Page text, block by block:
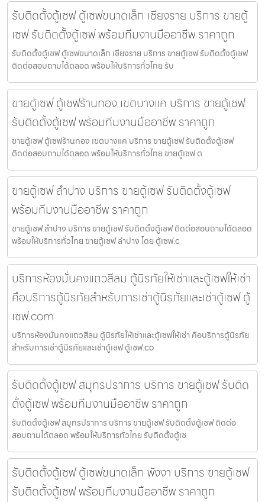
รับติดตั้งตู้เซฟ ตู้เซฟขนาดเล็ก เชียงราย บริการ ขายตู้
เซฟ รับติดตั้งตู้เซฟ พร้อมทีมงานมืออาชีพ ราคาถูก
รับติดตั้งตู้เซฟ ตู้เซฟขนาดเล็ก เชียงราย บริการ ขายตู้เซฟ รับติดตั้งตู้เซฟ
ติดต่อสอบถามได้ตลอด พร้อมให้บริการทั่วไทย รับ
ขายตู้เซฟ ตู้เซฟร้านทอง เขตบางแค บริการ ขายตู้เซฟ
รับติดตั้งตู้เซฟ พร้อมทีมงานมืออาชีพ ราคาถูก
ขายตู้เซฟ ตู้เซฟร้านทอง เขตบางแค บริการ ขายตู้เซฟ รับติดตั้งตู้เซฟ
ติดต่อสอบถามได้ตลอด พร้อมให้บริการทั่วไทย ขายตู้เซฟ ต
ขายตู้เซฟ ลำปาง บริการ ขายตู้เซฟ รับติดตั้งตู้เซฟ
พร้อมทีมงานมืออาชีพ ราคาถูก
ขายตู้เซฟ ลำปาง บริการ ขายตู้เซฟ รับติดตั้งตู้เซฟ ติดต่อสอบถามได้ตลอด
พร้อมให้บริการทั่วไทย ขายตู้เซฟ ลำปาง โดย ตู้เซฟ.c
บริการห้องมั่นคงแถวสีลม ตู้นิรภัยให้เช่าและตู้เซฟให้เช่า
คือบริการตู้นิรภัยสำหรับการเช่าตู้นิรภัยและเช่าตู้เซฟ ตู้
เซฟ.com
บริการห้องมั่นคงแถวสีลม ตู้นิรภัยให้เช่าและตู้เซฟให้เช่า คือบริการตู้นิรภัย
สำหรับการเช่าตู้นิรภัยและเช่าตู้เซฟ ตู้เซฟ.co
รับติดตั้งตู้เซฟ สมุทรปราการ บริการ ขายตู้เซฟ รับติด
ตั้งตู้เซฟ พร้อมทีมงานมืออาชีพ ราคาถูก
รับติดตั้งตู้เซฟ สมุทรปราการ บริการ ขายตู้เซฟ รับติดตั้งตู้เซฟ ติดต่อ
สอบถามได้ตลอด พร้อมให้บริการทั่วไทย รับติดตั้งตู้เซ
รับติดตั้งตู้เซฟ ตู้เซฟขนาดเล็ก พังงา บริการ ขายตู้เซฟ
รับติดตั้งตู้เซฟ พร้อมทีมงานมืออาชีพ ราคาถูก